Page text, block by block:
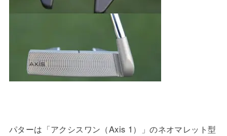
パターは「アクシスワン（Axis 1）」のネオマレット型